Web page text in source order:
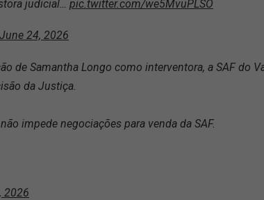
judicial… pic.twitter.com/we5MvuPLSO
June 24, 2026
de Samantha Longo como interventora, a SAF do
da Justiça.
impede negociações para venda da SAF.
2026